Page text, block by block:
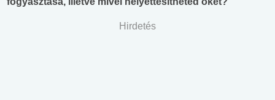
Hirdetés